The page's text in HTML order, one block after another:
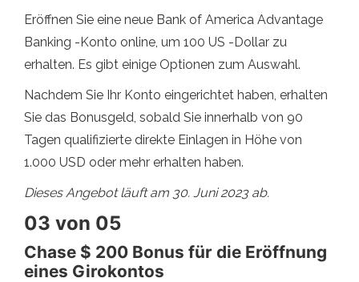
Eröffnen Sie eine neue Bank of America Advantage
Banking -Konto online, um 100 US -Dollar zu
erhalten. Es gibt einige Optionen zum Auswahl.
Nachdem Sie Ihr Konto eingerichtet haben, erhalten
Sie das Bonusgeld, sobald Sie innerhalb von 90
Tagen qualifizierte direkte Einlagen in Höhe von
1.000 USD oder mehr erhalten haben.
Dieses Angebot läuft am 30. Juni 2023 ab.
03 von 05
Chase $ 200 Bonus für die Eröffnung
eines Girokontos